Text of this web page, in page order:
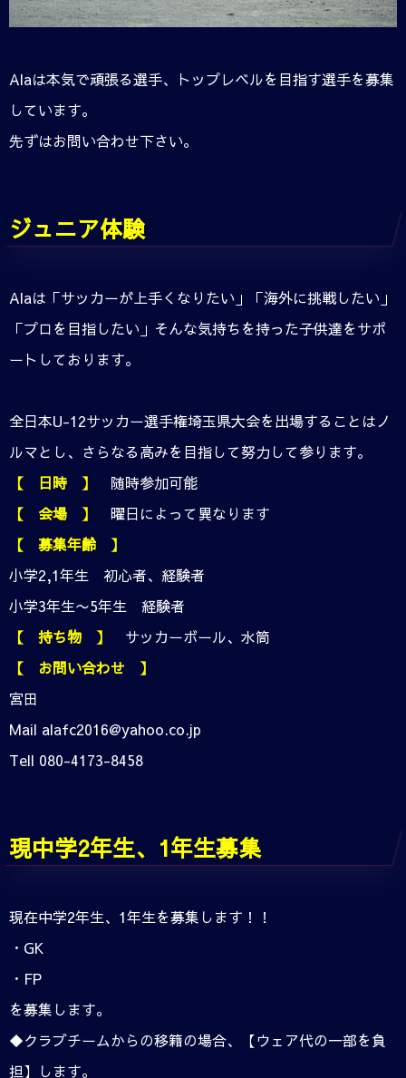
Alaは本気で頑張る選手、トップレベルを目指す選手を募集
しています。
先ずはお問い合わせ下さい。
ジュニア体験
Alaは「サッカーが上手くなりたい」「海外に挑戦したい」
「プロを目指したい」そんな気持ちを持った子供達をサポ
ートしております。
全日本U-12サッカー選手権埼玉県大会を出場することはノ
ルマとし、さらなる高みを目指して努力して参ります。
【 日時 】 随時参加可能
【 会場 】 曜日によって異なります
【 募集年齢 】
小学2,1年生 初心者、経験者
小学3年生〜5年生 経験者
【 持ち物 】 サッカーボール、水筒
【 お問い合わせ 】
宮田
Mail alafc2016@yahoo.co.jp
Tell 080-4173-8458
現中学2年生、1年生募集
現在中学2年生、1年生を募集します！！
・GK
・FP
を募集します。
◆クラブチームからの移籍の場合、【ウェア代の一部を負
担】します。